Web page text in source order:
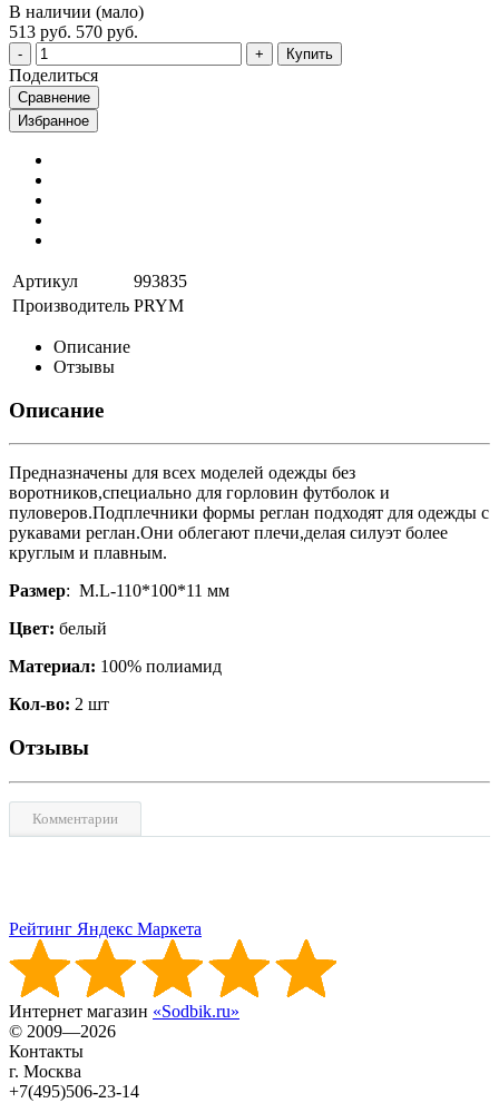
В наличии (мало)
513 руб. 570 руб.
Купить
Поделиться
Сравнение
Избранное
Артикул
993835
Производитель PRYM
Описание
Отзывы
Описание
Предназначены для всех моделей одежды без
воротников,специально для горловин футболок и
пуловеров.Подплечники формы реглан подходят для одежды с
рукавами реглан.Они облегают плечи,делая силуэт более
круглым и плавным.
Размер: M.L-110*100*11 мм
Цвет: белый
Материал: 100% полиамид
Кол-во: 2 шт
Отзывы
Комментарии
Рейтинг Яндекс Маркета
Интернет магазин «Sodbik.ru»
© 2009—2026
Контакты
г. Москва
+7(495)506-23-14